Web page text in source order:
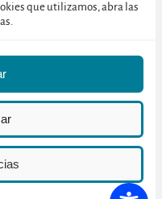
que utilizamos, abra las
la Consejería de Cultura y
para facilitar la
una constante
que está sometido y,
servicios demandados.
de los cursos
para todos los asistentes,
(en caso necesario).